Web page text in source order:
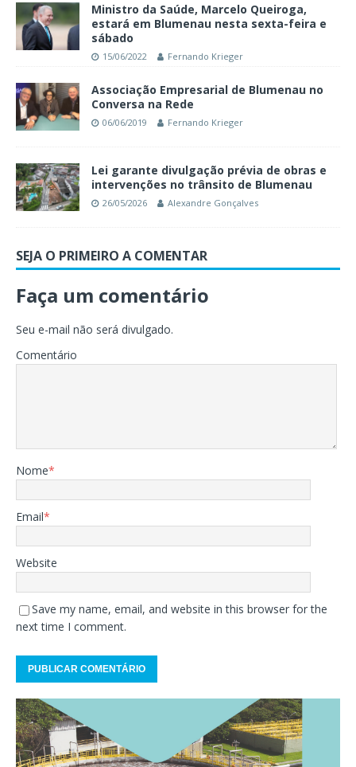
Ministro da Saúde, Marcelo Queiroga,
estará em Blumenau nesta sexta-feira e
sábado
15/06/2022 Fernando Krieger
Associação Empresarial de Blumenau no
Conversa na Rede
06/06/2019 Fernando Krieger
Lei garante divulgação prévia de obras e
intervenções no trânsito de Blumenau
26/05/2026 Alexandre Gonçalves
SEJA O PRIMEIRO A COMENTAR
Faça um comentário
Seu e-mail não será divulgado.
Comentário
Nome*
Email*
Website
Save my name, email, and website in this browser for the
next time I comment.